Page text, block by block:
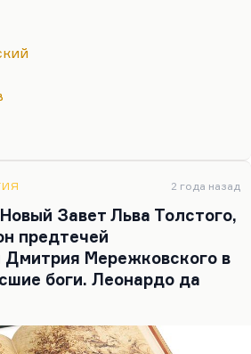
Видите, семерку
Но в самом первом ряду
кровной,
Блок, Слепакова и
так.
Кенжеев сказал:
Блока – да, говорю,
вот насчет Мандельштама –
2 года назад
Завет Льва Толстого,
предтечей
Дмитрия Мережковского в
боги. Леонардо да